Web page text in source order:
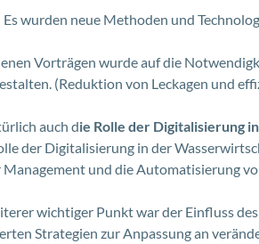
Es wurden neue Methoden und
Vorträgen wurde auf die
(Reduktion von Leckagen und
auch die Rolle der Digitalisierung
der Digitalisierung in der
und die Automatisierung
wichtiger Punkt war der Einfluss
Strategien zur Anpassung an